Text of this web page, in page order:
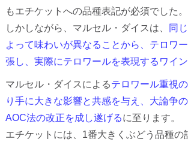
もエチケットへの品種表記が必須でした。
しかしながら、マルセル・ダイスは、
同
よって味わいが異なることから、テロワ
張し、実際にテロワールを表現するワイン
マルセル・ダイスによるテロワール重視
り手に大きな影響と共感を与え、大論争
AOC法の改正を成し遂げるに至ります。
エチケットには、1番大きくぶどう品種の